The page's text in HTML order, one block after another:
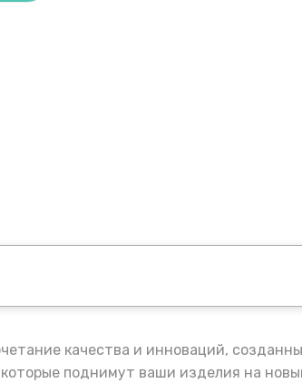
качества и инноваций,
поднимут ваши изделия на